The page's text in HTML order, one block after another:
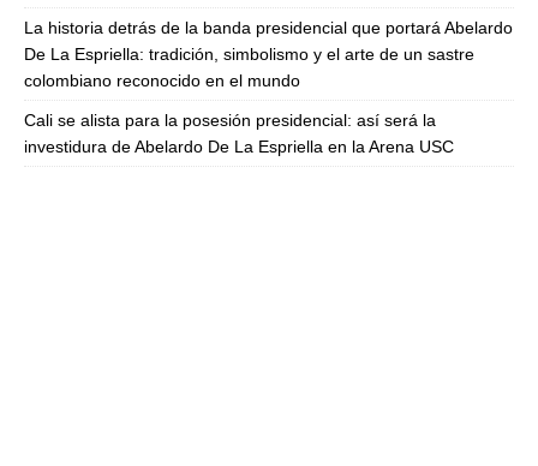
La historia detrás de la banda presidencial que portará Abelardo
De La Espriella: tradición, simbolismo y el arte de un sastre
colombiano reconocido en el mundo
Cali se alista para la posesión presidencial: así será la
investidura de Abelardo De La Espriella en la Arena USC